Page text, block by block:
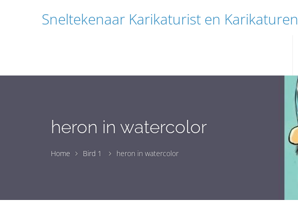
Sneltekenaar Karikaturist en Karikaturen
heron in watercolor
Home Bird 1 heron in watercolor